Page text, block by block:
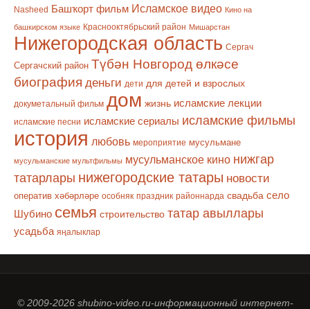
Nasheed Башҡорт фильм Исламское видео Кино на
башкирском языке Краснооктябрьский район Мишарстан
Нижегородская область Сергач
Сергачский район Түбән Новгород өлкәсе
биография деньги дети для детей и взрослых
докуметальный фильм дом жизнь исламские лекции
исламские песни исламские сериалы исламские фильмы
история любовь мероприятие мусульмане
мусульманские мультфильмы мусульманское кино нижгар
татарлары нижегородские татары новости
оператив хәбәрләре особняк праздник районнарда свадьба село
Шубино семья строительство татар авыллары
усадьба яңалыклар
© 2009-2026 shubino-video.ru-информационный интернет-